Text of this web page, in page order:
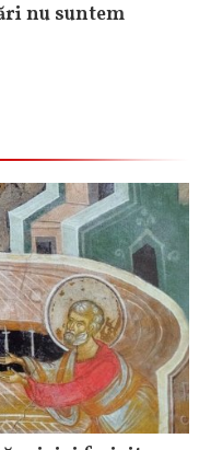
nu suntem